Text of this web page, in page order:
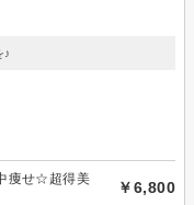
♪
痩せ☆超得美
￥6,800